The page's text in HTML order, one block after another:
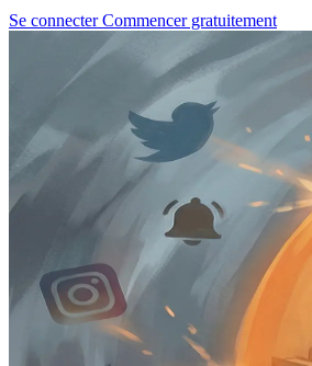
Se connecterCommencer gratuitement